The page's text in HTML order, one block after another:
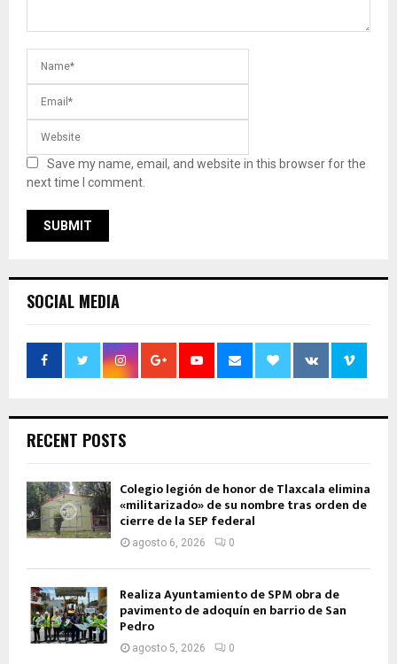
Save my name, email, and website in this browser for the
next time I comment.
SOCIAL MEDIA
RECENT POSTS
Colegio legión de honor de Tlaxcala elimina
«militarizado» de su nombre tras orden de
cierre de la SEP federal
agosto 6, 2026 0
Realiza Ayuntamiento de SPM obra de
pavimento de adoquín en barrio de San
Pedro
agosto 5, 2026 0